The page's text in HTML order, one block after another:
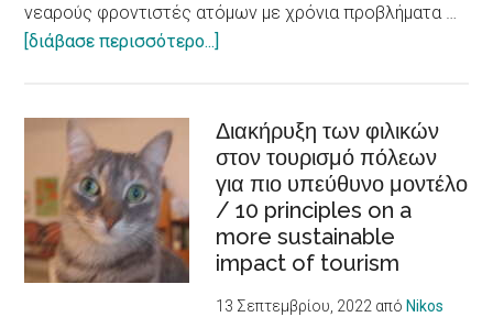
social
νεαρούς φροντιστές ατόμων με χρόνια προβλήματα …
[διάβασε περισσότερο...]
επιχειρηματικότητας
για
νεαρούς
φροντιστές
ατόμων
με
χρόνια
Διακήρυξη των φιλικών
στον τουρισμό πόλεων
για πιο υπεύθυνο μοντέλο
/ 10 principles on a
more sustainable
impact of tourism
13 Σεπτεμβρίου, 2022 από Nikos